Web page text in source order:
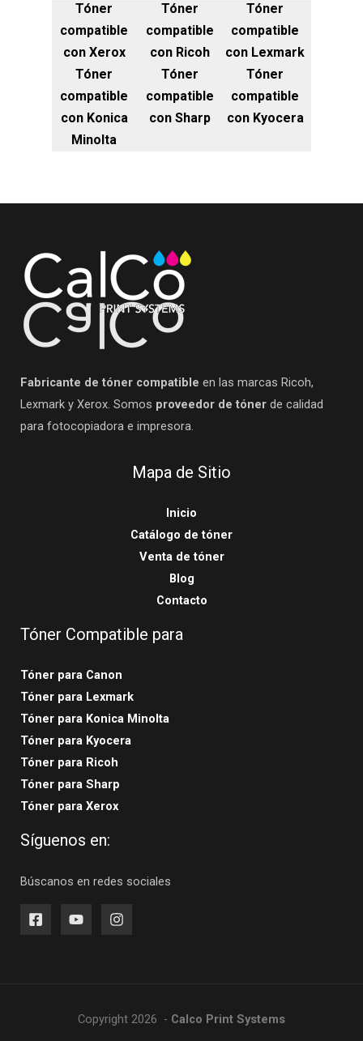
Tóner
compatible
con Xerox
Tóner
compatible
con Ricoh
Tóner
compatible
con Lexmark
Tóner
compatible
con Konica
Minolta
Tóner
compatible
con Sharp
Tóner
compatible
con Kyocera
Fabricante de tóner compatible en las marcas Ricoh,
Lexmark y Xerox. Somos proveedor de tóner de calidad
para fotocopiadora e impresora.
Mapa de Sitio
Inicio
Catálogo de tóner
Venta de tóner
Blog
Contacto
Tóner Compatible para
Tóner para Canon
Tóner para Lexmark
Tóner para Konica Minolta
Tóner para Kyocera
Tóner para Ricoh
Tóner para Sharp
Tóner para Xerox
Síguenos en:
Búscanos en redes sociales
Copyright 2026 - Calco Print Systems